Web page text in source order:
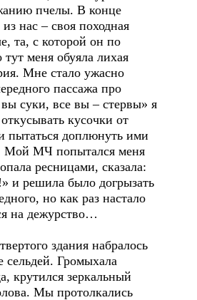
пчелы. В конце
нас – своя походная
та, с которой он по
меня обуяла лихая
Мне стало ужасно
пассажа про
суки, все вы – стервы» я
кусочки от
пытаться доплюнуть ими
Мой МЧ попытался меня
ресницами, сказала:
и решила было догрызать
но как раз настало
на дежурство…
здания набралось
сельдей. Громыхала
крутился зеркальный
Мы протолкались